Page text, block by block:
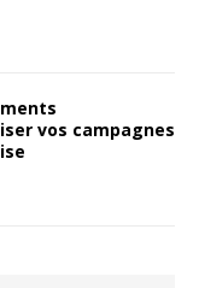
vos campagnes